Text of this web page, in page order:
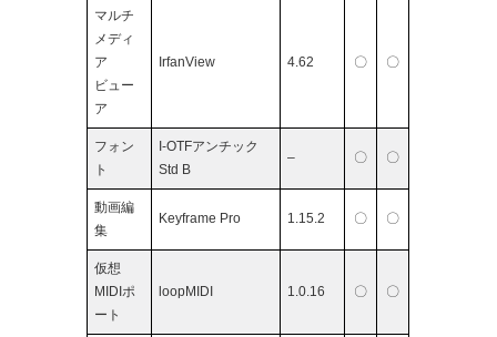
マルチ
メディ
ア
ビュー
ア
IrfanView 4.62 〇 〇
フォン
ト
I-OTFアンチック
Std B
– 〇 〇
動画編
集
Keyframe Pro 1.15.2 〇 〇
仮想
MIDIポ
ート
loopMIDI 1.0.16 〇 〇